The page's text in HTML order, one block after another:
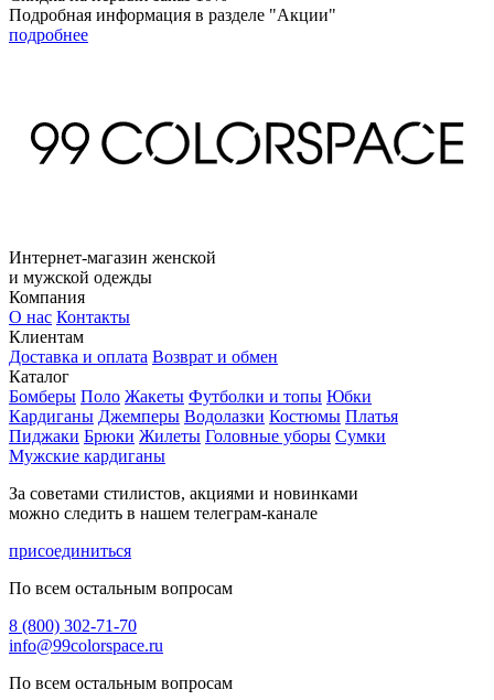
Подробная информация в разделе "Акции"
подробнее
Интернет-магазин женской
и мужской одежды
Компания
О нас Контакты
Клиентам
Доставка и оплата Возврат и обмен
Каталог
Бомберы Поло Жакеты Футболки и топы Юбки
Кардиганы Джемперы Водолазки Костюмы Платья
Пиджаки Брюки Жилеты Головные уборы Сумки
Мужские кардиганы
За советами стилистов, акциями и новинками
можно следить в нашем телеграм-канале
присоединиться
По всем остальным вопросам
8 (800) 302-71-70
info@99colorspace.ru
По всем остальным вопросам